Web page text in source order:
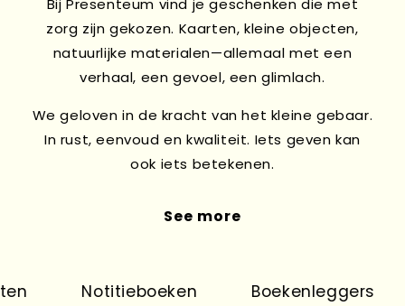
Bij Presenteum vind je geschenken die met
zorg zijn gekozen. Kaarten, kleine objecten,
natuurlijke materialen—allemaal met een
verhaal, een gevoel, een glimlach.
We geloven in de kracht van het kleine gebaar.
In rust, eenvoud en kwaliteit. Iets geven kan
ook iets betekenen.
See more
Notitieboeken Boekenleggers